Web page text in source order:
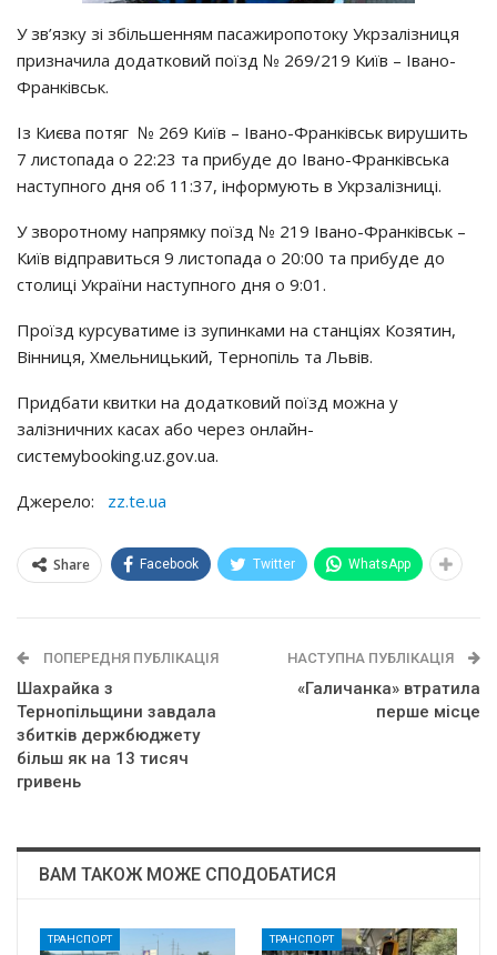
У зв’язку зі збільшенням пасажиропотоку Укрзалізниця
призначила додатковий поїзд № 269/219 Київ – Івано-
Франківськ.
Із Києва потяг № 269 Київ – Івано-Франківськ вирушить
7 листопада о 22:23 та прибуде до Івано-Франківська
наступного дня об 11:37, інформують в Укрзалізниці.
У зворотному напрямку поїзд № 219 Івано-Франківськ –
Київ відправиться 9 листопада о 20:00 та прибуде до
столиці України наступного дня о 9:01.
Проїзд курсуватиме із зупинками на станціях Козятин,
Вінниця, Хмельницький, Тернопіль та Львів.
Придбати квитки на додатковий поїзд можна у
залізничних касах або через онлайн-
системуbooking.uz.gov.ua.
Джерело: zz.te.ua
Share Facebook Twitter WhatsApp
ПОПЕРЕДНЯ ПУБЛІКАЦІЯ
Шахрайка з
Тернопільщини завдала
збитків держбюджету
більш як на 13 тисяч
гривень
НАСТУПНА ПУБЛІКАЦІЯ
«Галичанка» втратила
перше місце
ВАМ ТАКОЖ МОЖЕ СПОДОБАТИСЯ
ТРАНСПОРТ ТРАНСПОРТ